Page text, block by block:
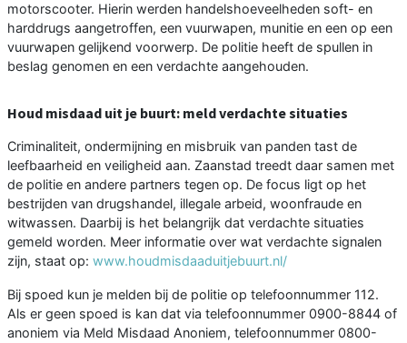
motorscooter. Hierin werden handelshoeveelheden soft- en
harddrugs aangetroffen, een vuurwapen, munitie en een op een
vuurwapen gelijkend voorwerp. De politie heeft de spullen in
beslag genomen en een verdachte aangehouden.
Houd misdaad uit je buurt: meld verdachte situaties
Criminaliteit, ondermijning en misbruik van panden tast de
leefbaarheid en veiligheid aan. Zaanstad treedt daar samen met
de politie en andere partners tegen op. De focus ligt op het
bestrijden van drugshandel, illegale arbeid, woonfraude en
witwassen. Daarbij is het belangrijk dat verdachte situaties
gemeld worden. Meer informatie over wat verdachte signalen
zijn, staat op: www.houdmisdaaduitjebuurt.nl/
Bij spoed kun je melden bij de politie op telefoonnummer 112.
Als er geen spoed is kan dat via telefoonnummer 0900-8844 of
anoniem via Meld Misdaad Anoniem, telefoonnummer 0800-